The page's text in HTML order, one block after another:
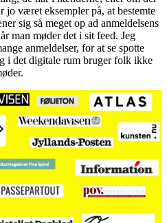
været eksempler på, at bestemte
sig så meget op ad anmeldelsens
man møder det i sit feed. Jeg
anmeldelser, for at se spotte
i det digitale rum bruger folk ikke